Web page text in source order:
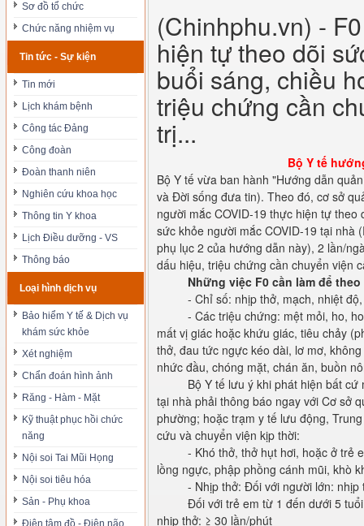
Sơ đồ tổ chức
Chức năng nhiệm vụ
Tin tức - Sự kiện
Tin mới
Lịch khám bệnh
Công tác Đảng
Công đoàn
Đoàn thanh niên
Nghiên cứu khoa học
Thông tin Y khoa
Lịch Điều dưỡng - VS
Thông báo
Loại hình dịch vụ
Bảo hiểm Y tế & Dịch vụ
khám sức khỏe
Xét nghiệm
Chẩn đoán hình ảnh
Răng - Hàm - Mặt
Kỹ thuật phục hồi chức
năng
Nội soi Tai Mũi Họng
Nội soi tiêu hóa
Sản - Phụ khoa
Điện tâm đồ - Điện não
(Chinhphu.vn) -
hiện tự theo dõi
buổi sáng, chiều
triệu chứng cần
trị...
Bộ Y tế
Bộ Y tế vừa ban hành "Hướng dẫn
và Đời sống đưa tin). Theo đó, cơ sở
người mắc COVID-19 thực hiện tự
sức khỏe người mắc COVID-19 tại nhà
phụ lục 2 của hướng dẫn này), 2 lần/
dấu hiệu, triệu chứng cần chuyển viện
Những việc F0 cần làm để
- Chỉ số: nhịp thở, mạch, nhiệt
- Các triệu chứng: mệt mỏi, ho,
mất vị giác hoặc khứu giác, tiêu chảy
thở, đau tức ngực kéo dài, lơ mơ,
nhức đầu, chóng mặt, chán ăn, buồn
Bộ Y tế lưu ý khi phát hiện bất
tại nhà phải thông báo ngay với Cơ sở
phường; hoặc trạm y tế lưu động,
cứu và chuyển viện kịp thời:
- Khó thở, thở hụt hơi, hoặc ở trẻ
lồng ngực, phập phồng cánh mũi, khò
- Nhịp thở: Đối với người lớn: nhịp
Đối với trẻ em từ 1 đến dưới 5
nhịp thở: ≥ 30 lần/phút